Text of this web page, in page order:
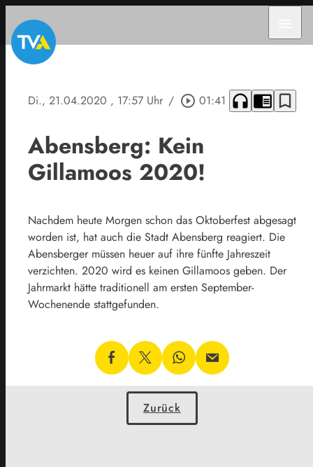
Di., 21.04.2020 , 17:57 Uhr / play_circle_outline 01:41 headphones chrome_reader_mode bookmark_border
Abensberg: Kein
Gillamoos 2020!
Nachdem heute Morgen schon das Oktoberfest abgesagt
worden ist, hat auch die Stadt Abensberg reagiert. Die
Abensberger müssen heuer auf ihre fünfte Jahreszeit
verzichten. 2020 wird es keinen Gillamoos geben. Der
Jahrmarkt hätte traditionell am ersten September-
Wochenende stattgefunden.
Zurück